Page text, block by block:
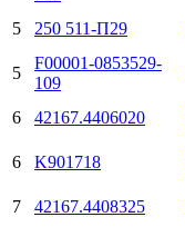
5
250 511-П29
5
F00001-0853529-
109
6
42167.4406020
6
K901718
7
42167.4408325